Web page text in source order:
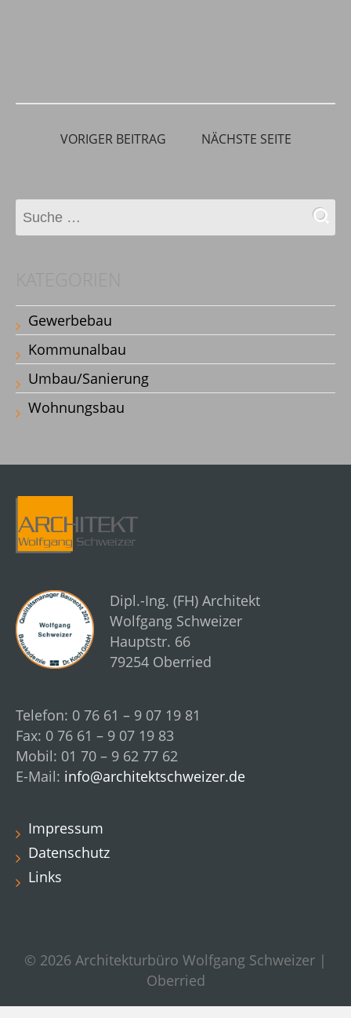
VORIGER BEITRAG NÄCHSTE SEITE
Gewerbebau
Kommunalbau
Umbau/Sanierung
Wohnungsbau
Dipl.-Ing. (FH) Architekt
Wolfgang Schweizer
Hauptstr. 66
79254 Oberried
Telefon: 0 76 61 – 9 07 19 81
Fax: 0 76 61 – 9 07 19 83
Mobil: 01 70 – 9 62 77 62
E-Mail: info@architektschweizer.de
Impressum
Datenschutz
Links
© 2026 Architekturbüro Wolfgang Schweizer |
Oberried